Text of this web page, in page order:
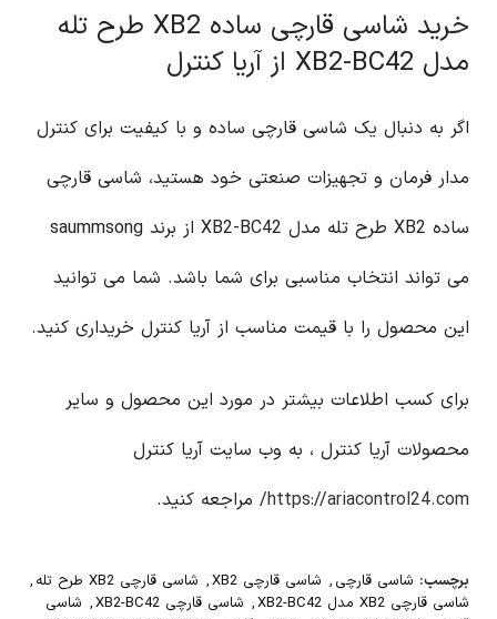
خرید شاسی قارچی ساده XB2 طرح تله
مدل XB2-BC42 از آریا کنترل
اگر به دنبال یک شاسی قارچی ساده و با کیفیت برای کنترل
مدار فرمان و تجهیزات صنعتی خود هستید، شاسی قارچی
ساده XB2 طرح تله مدل XB2-BC42 از برند saummsong
می تواند انتخاب مناسبی برای شما باشد. شما می توانید
این محصول را با قیمت مناسب از آریا کنترل خریداری کنید.
برای کسب اطلاعات بیشتر در مورد این محصول و سایر
محصولات آریا کنترل ، به وب سایت آریا کنترل
https://ariacontrol24.com/ مراجعه کنید.
برچسب: شاسی قارچی , شاسی قارچی XB2 , شاسی قارچی XB2 طرح تله
,
شاسی قارچی XB2 مدل XB2-BC42
, شاسی قارچی XB2-BC42 , شاسی